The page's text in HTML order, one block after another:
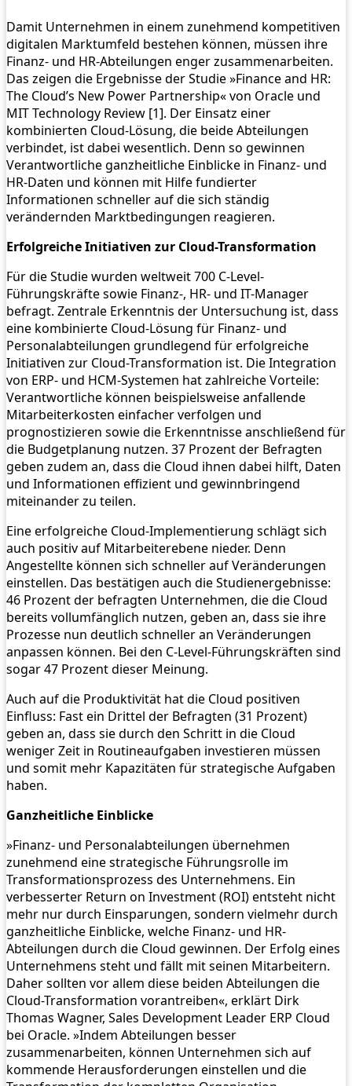
Damit Unternehmen in einem zunehmend kompetitiven
digitalen Marktumfeld bestehen können, müssen ihre
Finanz- und HR-Abteilungen enger zusammenarbeiten.
Das zeigen die Ergebnisse der Studie »Finance and HR:
The Cloud’s New Power Partnership« von Oracle und
MIT Technology Review [1]. Der Einsatz einer
kombinierten Cloud-Lösung, die beide Abteilungen
verbindet, ist dabei wesentlich. Denn so gewinnen
Verantwortliche ganzheitliche Einblicke in Finanz- und
HR-Daten und können mit Hilfe fundierter
Informationen schneller auf die sich ständig
verändernden Marktbedingungen reagieren.
Erfolgreiche Initiativen zur Cloud-Transformation
Für die Studie wurden weltweit 700 C-Level-
Führungskräfte sowie Finanz-, HR- und IT-Manager
befragt. Zentrale Erkenntnis der Untersuchung ist, dass
eine kombinierte Cloud-Lösung für Finanz- und
Personalabteilungen grundlegend für erfolgreiche
Initiativen zur Cloud-Transformation ist. Die Integration
von ERP- und HCM-Systemen hat zahlreiche Vorteile:
Verantwortliche können beispielsweise anfallende
Mitarbeiterkosten einfacher verfolgen und
prognostizieren sowie die Erkenntnisse anschließend für
die Budgetplanung nutzen. 37 Prozent der Befragten
geben zudem an, dass die Cloud ihnen dabei hilft, Daten
und Informationen effizient und gewinnbringend
miteinander zu teilen.
Eine erfolgreiche Cloud-Implementierung schlägt sich
auch positiv auf Mitarbeiterebene nieder. Denn
Angestellte können sich schneller auf Veränderungen
einstellen. Das bestätigen auch die Studienergebnisse:
46 Prozent der befragten Unternehmen, die die Cloud
bereits vollumfänglich nutzen, geben an, dass sie ihre
Prozesse nun deutlich schneller an Veränderungen
anpassen können. Bei den C-Level-Führungskräften sind
sogar 47 Prozent dieser Meinung.
Auch auf die Produktivität hat die Cloud positiven
Einfluss: Fast ein Drittel der Befragten (31 Prozent)
geben an, dass sie durch den Schritt in die Cloud
weniger Zeit in Routineaufgaben investieren müssen
und somit mehr Kapazitäten für strategische Aufgaben
haben.
Ganzheitliche Einblicke
»Finanz- und Personalabteilungen übernehmen
zunehmend eine strategische Führungsrolle im
Transformationsprozess des Unternehmens. Ein
verbesserter Return on Investment (ROI) entsteht nicht
mehr nur durch Einsparungen, sondern vielmehr durch
ganzheitliche Einblicke, welche Finanz- und HR-
Abteilungen durch die Cloud gewinnen. Der Erfolg eines
Unternehmens steht und fällt mit seinen Mitarbeitern.
Daher sollten vor allem diese beiden Abteilungen die
Cloud-Transformation vorantreiben«, erklärt Dirk
Thomas Wagner, Sales Development Leader ERP Cloud
bei Oracle. »Indem Abteilungen besser
zusammenarbeiten, können Unternehmen sich auf
kommende Herausforderungen einstellen und die